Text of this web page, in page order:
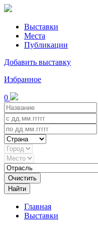
Выставки
Места
Публикации
Добавить выставку
Избранное
0
Очистить
Найти
Главная
Выставки